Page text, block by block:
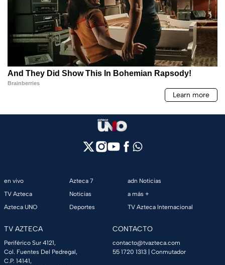
en vivo
TV Azteca
Azteca UNO
Azteca 7
Noticias
Deportes
adn Noticias
a más +
TV Azteca Internacional
TV AZTECA
Periférico Sur 4121,
Col. Fuentes Del Pedregal,
C.P. 14141,
CONTACTO
contacto@tvazteca.com
55 1720 1313 | Conmutador